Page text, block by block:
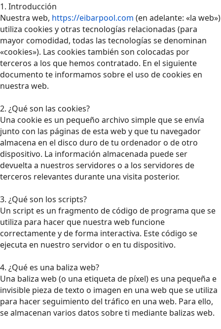
1. Introducción
Nuestra web, https://eibarpool.com (en adelante: «la web»)
utiliza cookies y otras tecnologías relacionadas (para
mayor comodidad, todas las tecnologías se denominan
«cookies»). Las cookies también son colocadas por
terceros a los que hemos contratado. En el siguiente
documento te informamos sobre el uso de cookies en
nuestra web.
2. ¿Qué son las cookies?
Una cookie es un pequeño archivo simple que se envía
junto con las páginas de esta web y que tu navegador
almacena en el disco duro de tu ordenador o de otro
dispositivo. La información almacenada puede ser
devuelta a nuestros servidores o a los servidores de
terceros relevantes durante una visita posterior.
3. ¿Qué son los scripts?
Un script es un fragmento de código de programa que se
utiliza para hacer que nuestra web funcione
correctamente y de forma interactiva. Este código se
ejecuta en nuestro servidor o en tu dispositivo.
4. ¿Qué es una baliza web?
Una baliza web (o una etiqueta de píxel) es una pequeña e
invisible pieza de texto o imagen en una web que se utiliza
para hacer seguimiento del tráfico en una web. Para ello,
se almacenan varios datos sobre ti mediante balizas web.